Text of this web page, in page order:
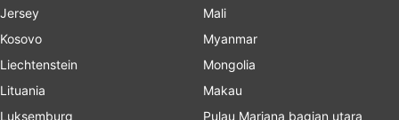
Jersey
Kosovo
Liechtenstein
Lituania
Luksemburg
Mali
Myanmar
Mongolia
Makau
Pulau Mariana bagian utara